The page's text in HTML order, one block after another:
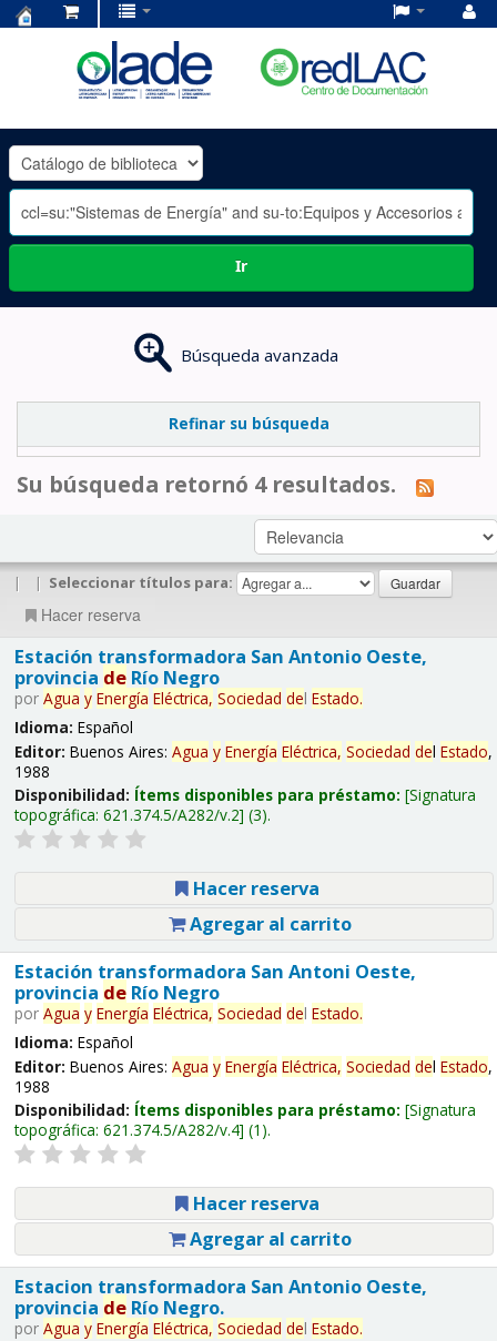
OLADE
-
Ir
Búsqueda avanzada
Refinar su búsqueda
Su búsqueda retornó 4 resultados.
| | Seleccionar títulos para:
Hacer reserva
Estación transformadora San Antonio Oeste,
provincia deRío Negro
por Agua y Energía Eléctrica, Sociedad del Estado.
Idioma: Español
Editor: Buenos Aires: Agua y Energía Eléctrica, Sociedad del Estado,
1988
Disponibilidad: Ítems disponibles para préstamo: Signatura
topográfica: 621.374.5/A282/v.2 (3).
Hacer reserva
Agregar al carrito
Estación transformadora San Antoni Oeste,
provincia deRío Negro
por Agua y Energía Eléctrica, Sociedad del Estado.
Idioma: Español
Editor: Buenos Aires: Agua y Energía Eléctrica, Sociedad del Estado,
1988
Disponibilidad: Ítems disponibles para préstamo: Signatura
topográfica: 621.374.5/A282/v.4 (1).
Hacer reserva
Agregar al carrito
Estacion transformadora San Antonio Oeste,
provincia deRío Negro.
por Agua y Energía Eléctrica, Sociedad del Estado.